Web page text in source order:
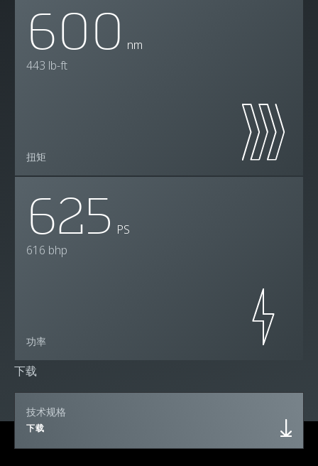
600 nm
443 lb-ft
扭矩
625 PS
616 bhp
功率
下载
技术规格
下载